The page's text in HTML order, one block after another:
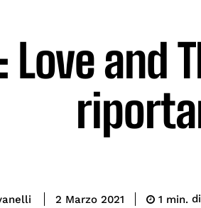
Love and
2 Marzo 2021 1 min.